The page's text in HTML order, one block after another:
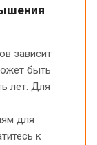
зависит
быть
лет. Для
для
к